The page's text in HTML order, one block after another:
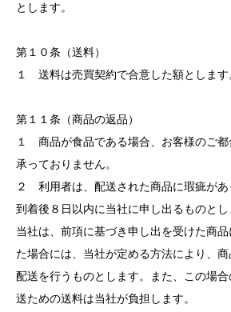
とします。
第１０条（送料）
１ 送料は売買契約で合意した額とします
第１１条（商品の返品）
１ 商品が食品である場合、お客様のご都
承っておりません。
２ 利用者は、配送された商品に瑕疵が
到着後８日以内に当社に申し出るものとし
当社は、前項に基づき申し出を受けた商
た場合には、当社が定める方法により、
配送を行うものとします。また、この場
送ための送料は当社が負担します。